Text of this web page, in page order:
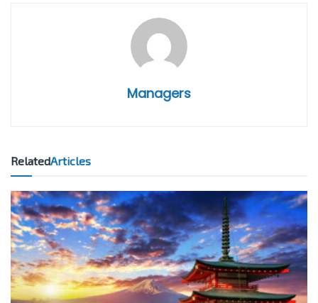
Managers
RelatedArticles